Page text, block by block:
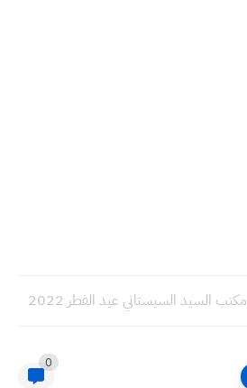
مكتب السيد السيستاني عيد الفطر 2022
0